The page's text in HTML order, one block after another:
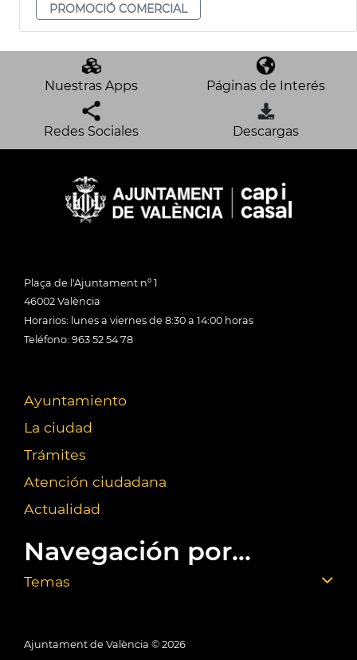
PROMOCIÓ COMERCIAL
Nuestras Apps Páginas de Interés
Redes Sociales Descargas
Plaça de l'Ajuntament nº 1
46002 València
Horarios: lunes a viernes de 8:30 a 14:00 horas
Teléfono: 963 52 54 78
Ayuntamiento
La ciudad
Trámites
Atención ciudadana
Actualidad
Navegación por...
Temas
Ajuntament de València © 2026